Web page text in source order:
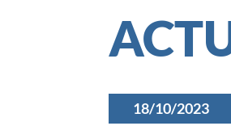
18/10/2023